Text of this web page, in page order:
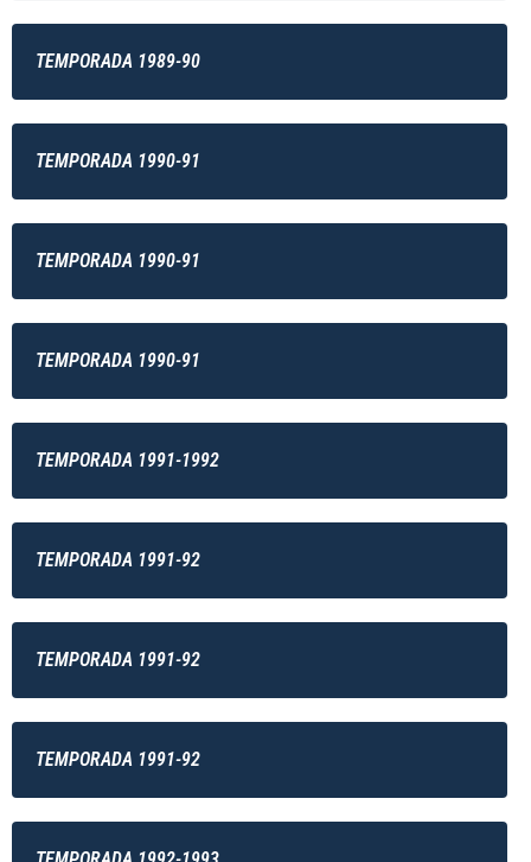
TEMPORADA 1989-90
TEMPORADA 1990-91
TEMPORADA 1990-91
TEMPORADA 1990-91
TEMPORADA 1991-1992
TEMPORADA 1991-92
TEMPORADA 1991-92
TEMPORADA 1991-92